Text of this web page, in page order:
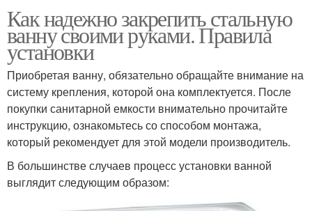
Как надежно закрепить стальную
ванну своими руками. Правила
установки
Приобретая ванну, обязательно обращайте внимание на
систему крепления, которой она комплектуется. После
покупки санитарной емкости внимательно прочитайте
инструкцию, ознакомьтесь со способом монтажа,
который рекомендует для этой модели производитель.
В большинстве случаев процесс установки ванной
выглядит следующим образом: